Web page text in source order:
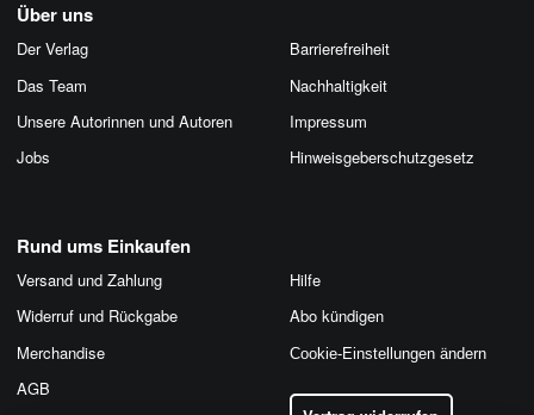
Über uns
Der Verlag
Das Team
Unsere Autorinnen und Autoren
Jobs
Barrierefreiheit
Nachhaltigkeit
Impressum
Hinweis­geber­schutz­gesetz
Rund ums Einkaufen
Versand und Zahlung
Widerruf und Rückgabe
Merchandise
AGB
Hilfe
Abo kündigen
Cookie-Einstellungen ändern